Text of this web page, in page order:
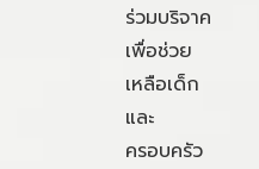
ร่วมบริจาค
เพื่อช่วย
เหลือเด็ก
และ
ครอบครัว